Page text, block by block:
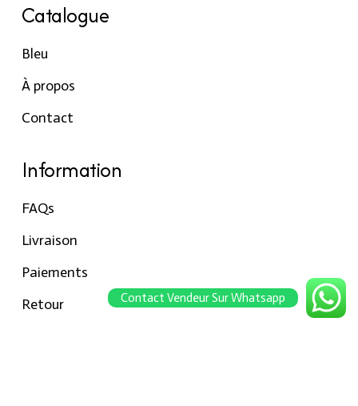
Catalogue
Bleu
À propos
Contact
Information
FAQs
Livraison
Paiements
Retour
Contact Vendeur Sur Whatsapp